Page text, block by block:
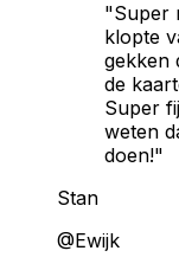
"Super
klopte
gekken
de
Super
weten
doen!"
Stan
@Ewijk